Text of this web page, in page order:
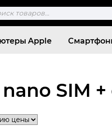
Apple
SIM +